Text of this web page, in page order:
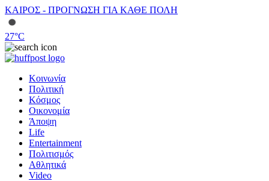
ΚΑΙΡΟΣ - ΠΡΟΓΝΩΣΗ ΓΙΑ ΚΑΘΕ ΠΟΛΗ
27°C
Κοινωνία
Πολιτική
Κόσμος
Οικονομία
Άποψη
Life
Entertainment
Πολιτισμός
Αθλητικά
Video